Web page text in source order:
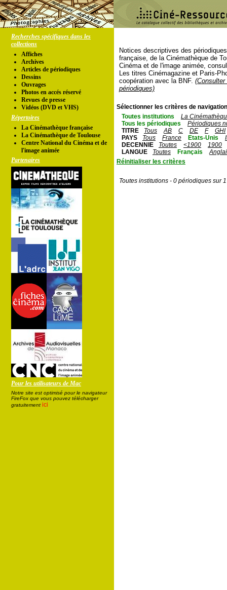
Recherches spécifiques dans les
collections
Affiches
Archives
Articles de périodiques
Dessins
Ouvrages
Photos en accés réservé
Revues de presse
Vidéos (DVD et VHS)
Répertoires
La Cinémathèque française
La Cinémathèque de Toulouse
Centre National du Cinéma et de
l'image animée
Partenaires
Pour les utilisateurs de Mac
Notre site est optimisé pour le navigateur
FireFox que vous pouvez télécharger
gratuitement ici
Notices descriptives des
française, de la Cinémathèque de
Cinéma et de l'image animée,
Les titres Cinémagazine et Paris-
coopération avec la BNF.
périodiques)
Sélectionner les critères de
Toutes institutions
La
Tous les périodiques
Périodiques
TITRE
Tous AB C DE F
GHI
PAYS
Tous France Etats-Unis
DECENNIE
Toutes <1900
1900
LANGUE
Toutes Français
Réinitialiser les critères
Toutes institutions - 0 périodiques sur